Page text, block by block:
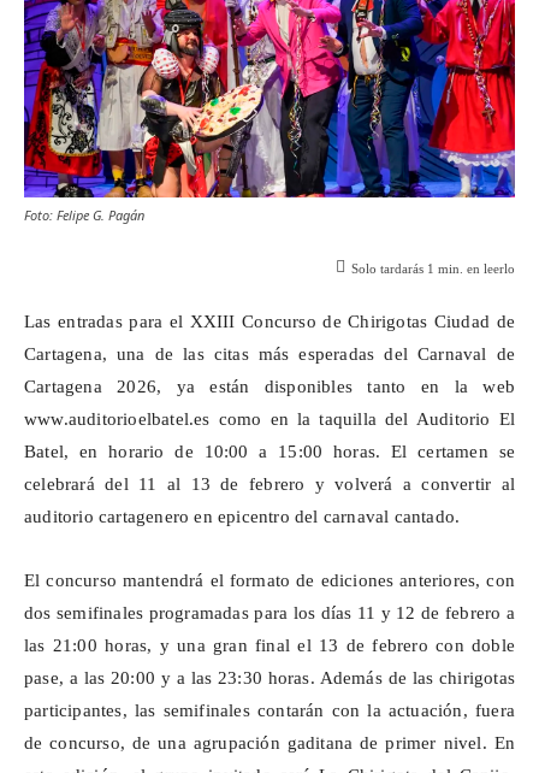
Foto: Felipe G. Pagán
Solo tardarás 1 min. en leerlo
Las entradas para el XXIII Concurso de Chirigotas Ciudad de
Cartagena, una de las citas más esperadas del Carnaval de
Cartagena 2026, ya están disponibles tanto en la web
www.auditorioelbatel.es como en la taquilla del Auditorio El
Batel, en horario de 10:00 a 15:00 horas. El certamen se
celebrará del 11 al 13 de febrero y volverá a convertir al
auditorio cartagenero en epicentro del carnaval cantado.
El concurso mantendrá el formato de ediciones anteriores, con
dos semifinales programadas para los días 11 y 12 de febrero a
las 21:00 horas, y una gran final el 13 de febrero con doble
pase, a las 20:00 y a las 23:30 horas. Además de las chirigotas
participantes, las semifinales contarán con la actuación, fuera
de concurso, de una agrupación gaditana de primer nivel. En